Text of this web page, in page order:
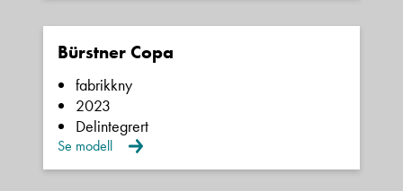
Butikkselger
Bürstner Copa
fabrikkny
2023
Delintegrert
Se modell